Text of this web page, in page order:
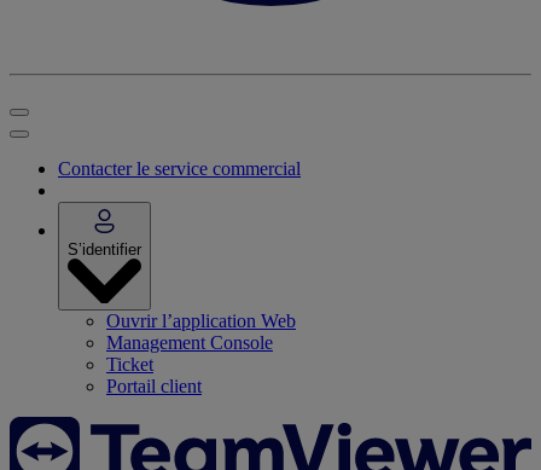
Contacter le service commercial
S’identifier
Ouvrir l’application Web
Management Console
Ticket
Portail client